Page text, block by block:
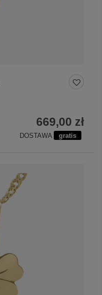
669,00 zł
DOSTAWA gratis